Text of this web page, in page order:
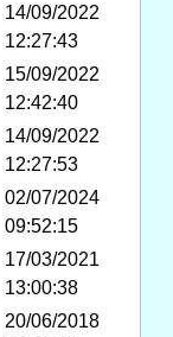
14/09/2022
12:27:43
15/09/2022
12:42:40
14/09/2022
12:27:53
02/07/2024
09:52:15
17/03/2021
13:00:38
20/06/2018